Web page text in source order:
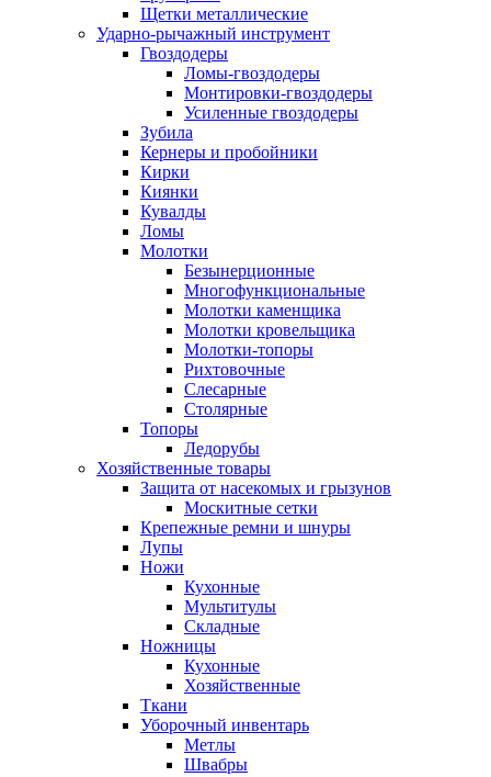
Щетки металлические
Ударно-рычажный инструмент
Гвоздодеры
Ломы-гвоздодеры
Монтировки-гвоздодеры
Усиленные гвоздодеры
Зубила
Кернеры и пробойники
Кирки
Киянки
Кувалды
Ломы
Молотки
Безынерционные
Многофункциональные
Молотки каменщика
Молотки кровельщика
Молотки-топоры
Рихтовочные
Слесарные
Столярные
Топоры
Ледорубы
Хозяйственные товары
Защита от насекомых и грызунов
Москитные сетки
Крепежные ремни и шнуры
Лупы
Ножи
Кухонные
Мультитулы
Складные
Ножницы
Кухонные
Хозяйственные
Ткани
Уборочный инвентарь
Метлы
Швабры